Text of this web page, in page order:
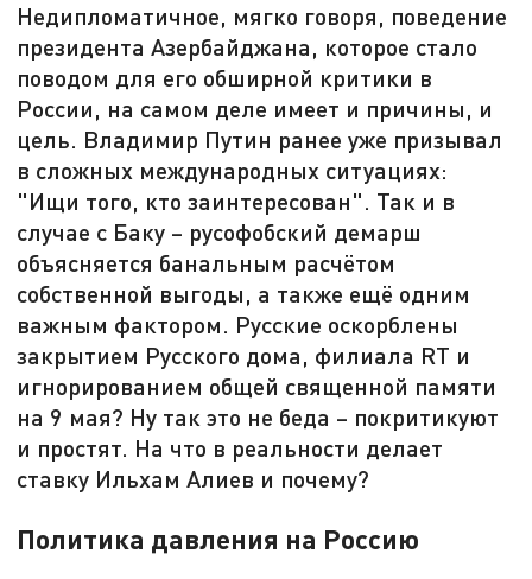
Недипломатичное, мягко говоря, поведение
президента Азербайджана, которое стало
поводом для его обширной критики в
России, на самом деле имеет и причины, и
цель. Владимир Путин ранее уже призывал
в сложных международных ситуациях:
"Ищи того, кто заинтересован". Так и в
случае с Баку – русофобский демарш
объясняется банальным расчётом
собственной выгоды, а также ещё одним
важным фактором. Русские оскорблены
закрытием Русского дома, филиала RT и
игнорированием общей священной памяти
на 9 мая? Ну так это не беда – покритикуют
и простят. На что в реальности делает
ставку Ильхам Алиев и почему?
Политика давления на Россию